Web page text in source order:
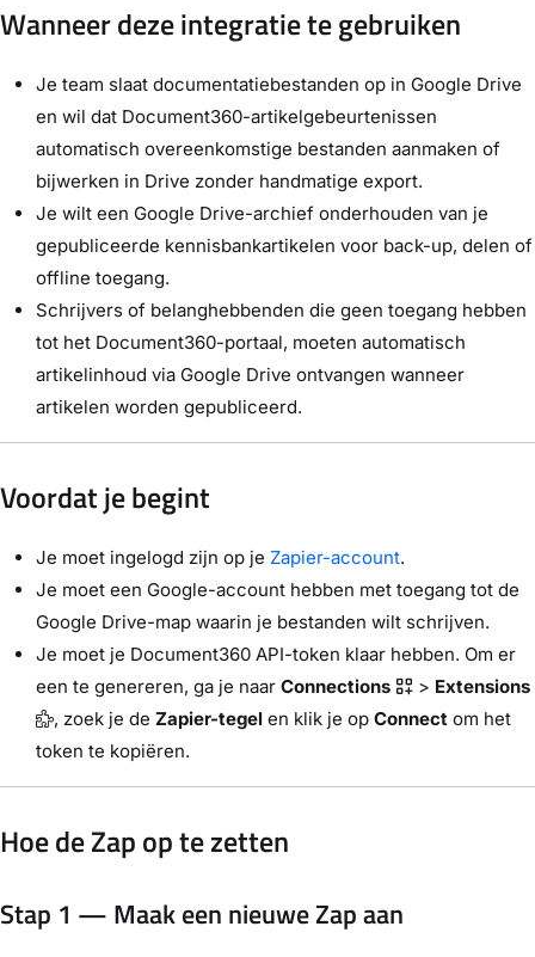
Wanneer deze integratie te gebruiken
Je team slaat documentatiebestanden op in Google Drive
en wil dat Document360-artikelgebeurtenissen
automatisch overeenkomstige bestanden aanmaken of
bijwerken in Drive zonder handmatige export.
Je wilt een Google Drive-archief onderhouden van je
gepubliceerde kennisbankartikelen voor back-up, delen of
offline toegang.
Schrijvers of belanghebbenden die geen toegang hebben
tot het Document360-portaal, moeten automatisch
artikelinhoud via Google Drive ontvangen wanneer
artikelen worden gepubliceerd.
Voordat je begint
Je moet ingelogd zijn op je Zapier-account.
Je moet een Google-account hebben met toegang tot de
Google Drive-map waarin je bestanden wilt schrijven.
Je moet je Document360 API-token klaar hebben. Om er
een te genereren, ga je naar Connections > Extensions
, zoek je de Zapier-tegel en klik je op Connect om het
token te kopiëren.
Hoe de Zap op te zetten
Stap 1 — Maak een nieuwe Zap aan